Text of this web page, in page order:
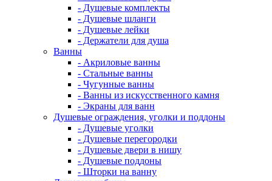
- Душевые комплекты
- Душевые шланги
- Душевые лейки
- Держатели для душа
Ванны
- Акриловые ванны
- Стальные ванны
- Чугунные ванны
- Ванны из искусственного камня
- Экраны для ванн
Душевые ограждения, уголки и поддоны
- Душевые уголки
- Душевые перегородки
- Душевые двери в нишу
- Душевые поддоны
- Шторки на ванну